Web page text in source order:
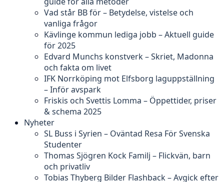
Vad står BB för – Betydelse, vistelse och
vanliga frågor
Kävlinge kommun lediga jobb – Aktuell guide
för 2025
Edvard Munchs konstverk – Skriet, Madonna
och fakta om livet
IFK Norrköping mot Elfsborg laguppställning
– Inför avspark
Friskis och Svettis Lomma – Öppettider, priser
& schema 2025
Nyheter
SL Buss i Syrien – Oväntad Resa För Svenska
Studenter
Thomas Sjögren Kock Familj – Flickvän, barn
och privatliv
Tobias Thyberg Bilder Flashback – Avgick efter